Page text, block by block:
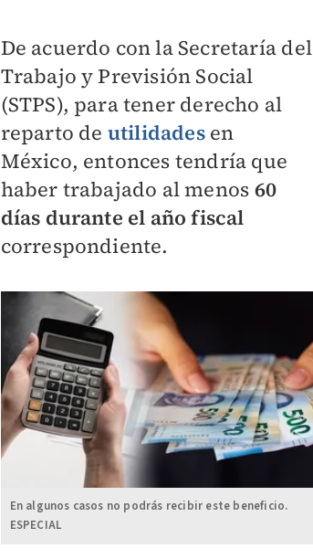
De acuerdo con la Secretaría del
Trabajo y Previsión Social
(STPS), para tener derecho al
reparto de utilidadesen
México, entonces tendría que
haber trabajado al menos 60
días durante el año fiscal
correspondiente.
En algunos casos no podrás recibir este beneficio.
ESPECIAL